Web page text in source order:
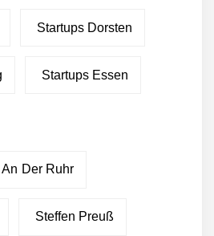
Startups Dorsten
Startups Essen
Der Ruhr
Steffen Preuß
Green Club startet mit
Fusion und Rebranding
“Was gibt’s zu essen?” – Ab